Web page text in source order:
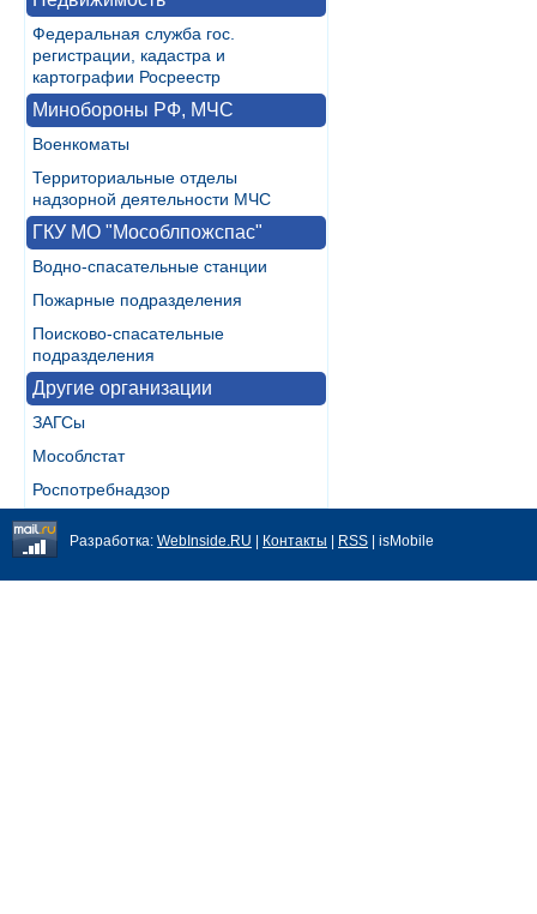
Федеральная служба гос.
регистрации, кадастра и
картографии Росреестр
Минобороны РФ, МЧС
Военкоматы
Территориальные отделы
надзорной деятельности МЧС
ГКУ МО "Мособлпожспас"
Водно-спасательные станции
Пожарные подразделения
Поисково-спасательные
подразделения
Другие организации
ЗАГСы
Мособлстат
Роспотребнадзор
Разработка: WebInside.RU Контакты RSS | isMobile